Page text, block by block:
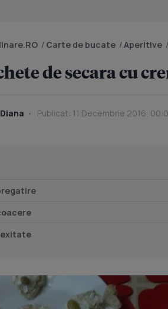
/ Carte de bucate /Aperitive /
de secara cu
Diana Publicat: 11 Decembrie 2016,